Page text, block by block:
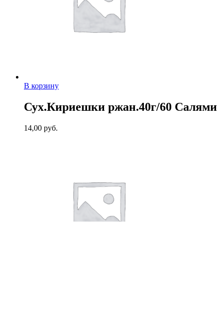
В корзину
Сух.Кириешки ржан.40г/60 Салями
14,00 руб.